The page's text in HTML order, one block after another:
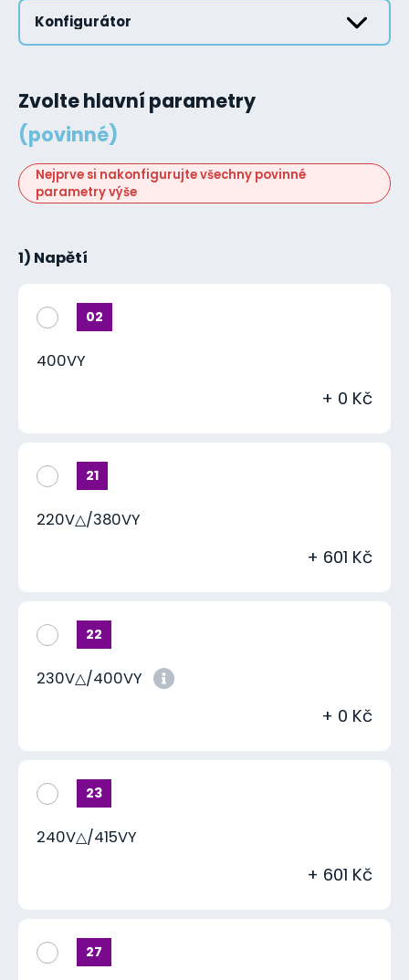
Konfigurátor
Zvolte hlavní parametry
(povinné)
Nejprve si nakonfigurujte všechny povinné
parametry výše
1) Napětí
02
400VY
+ 0 Kč
21
220V△/380VY
+ 601 Kč
22
230V△/400VY
+ 0 Kč
23
240V△/415VY
+ 601 Kč
27